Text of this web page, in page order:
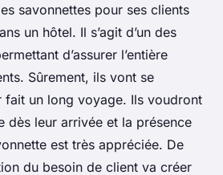
savonnettes pour ses clients
un hôtel. Il s’agit d’un des
d’assurer l’entière
Sûrement, ils vont se
fait un long voyage. Ils voudront
dès leur arrivée et la présence
est très appréciée. De
du besoin de client va créer